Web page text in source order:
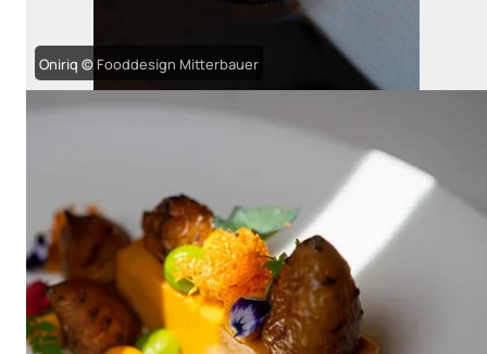
Oniriq © Fooddesign Mitterbauer